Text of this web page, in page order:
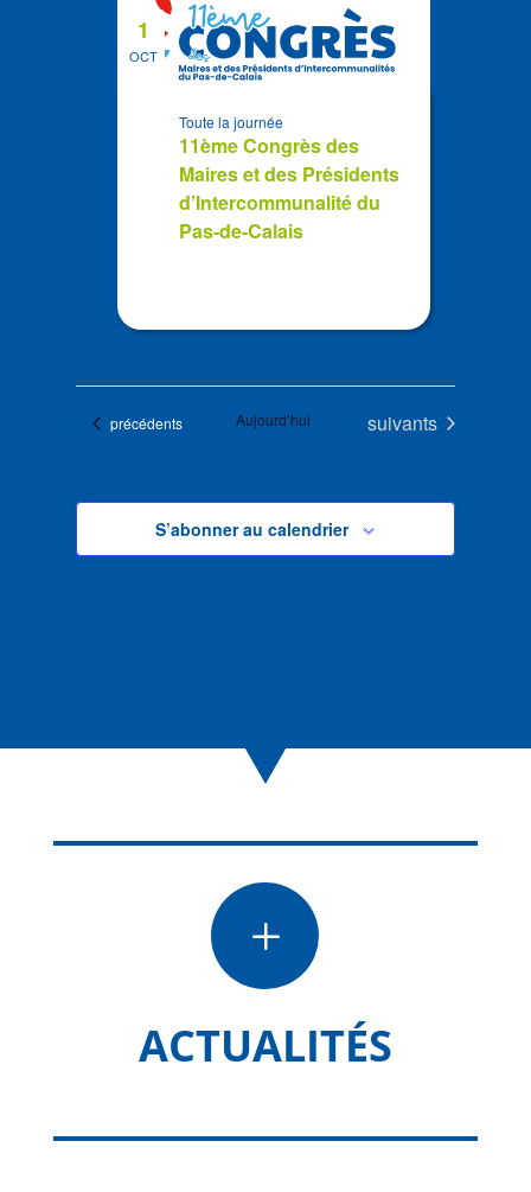
OCT
1
11ème Congrès des
Maires et des Présidents
d’Intercommunalité du
Pas-de-Calais
Toute la journée
Évènements
précédents Aujourd’hui Évènements
suivants
S’abonner au calendrier
L
ACTUALITÉS